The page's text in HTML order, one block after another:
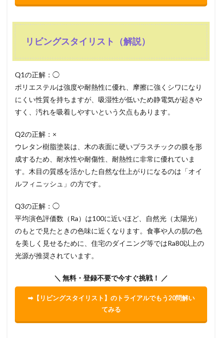
リビングスタイリスト（解説）
Q1の正解：◯
ポリエステルは強度や耐熱性に優れ、摩擦に強くシワになり
にくい性質を持ちますが、吸湿性が低いため静電気が起きや
すく、汚れを吸着しやすいという欠点もあります。
Q2の正解：×
ウレタン樹脂塗装は、木の表面に硬いプラスチックの膜を形
成するため、耐水性や耐傷性、耐熱性に非常に優れていま
す。木目の質感を活かした自然な仕上がりになるのは「オイ
ルフィニッシュ」の方です。
Q3の正解：◯
平均演色評価数（Ra）は100に近いほど、自然光（太陽光）
のもとで見たときの色味に近くなります。食事や人の肌の色
を美しく見せるために、住宅のダイニング等ではRa80以上の
光源が推奨されています。
＼ 無料・登録不要で今すぐ挑戦！ ／
➡【リビングスタイリスト】のトライアルでもう20問解い
てみる